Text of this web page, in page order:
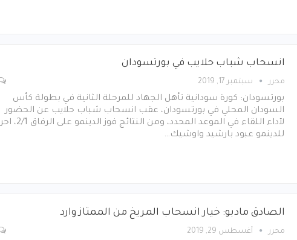
انسحاب شباب حلايب في بورتسودان
محرر سبتمبر 17, 2019
بورتسودان: كورة سودانية تأهل الجهاد للمرحلة الثانية في بطولة كأس
السودان المحلي في بورتسودان، عقب انسحاب شباب حلايب عن الحضور
لآداء اللقاء في الموعد المحدد، ومن النتائج فوز الدينمو
للدينمو عبود بارشيد واوشيك…
الصادق مادبو: خيار انسحاب المريخ من الممتاز وارد
محرر أغسطس 29, 2019